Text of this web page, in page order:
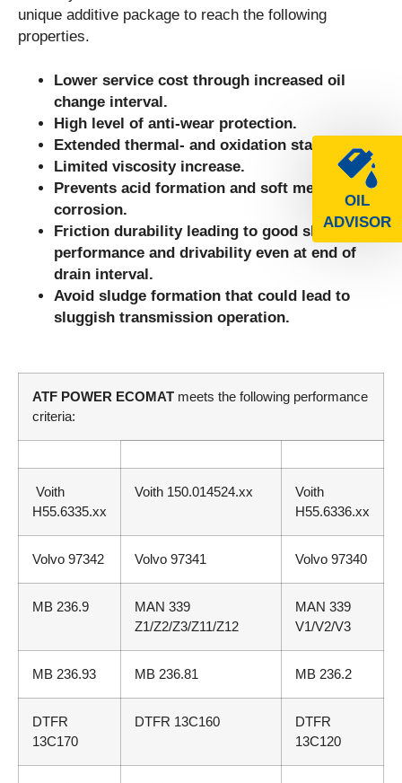
OIL
ADVISOR
unique additive package to reach the following
properties.
Lower service cost through increased oil
change interval.
High level of anti-wear protection.
Extended thermal- and oxidation stability.
Limited viscosity increase.
Prevents acid formation and soft metal
corrosion.
Friction durability leading to good shift
performance and drivability even at end of
drain interval.
Avoid sludge formation that could lead to
sluggish transmission operation.
ATF POWER ECOMAT meets the following performance
criteria:
Voith
H55.6335.xx
Voith 150.014524.xx
Voith
H55.6336.xx
Volvo 97342 Volvo 97341 Volvo 97340
MB 236.9
MAN 339
Z1/Z2/Z3/Z11/Z12
MAN 339
V1/V2/V3
MB 236.93 MB 236.81 MB 236.2
DTFR
13C170
DTFR 13C160
DTFR
13C120